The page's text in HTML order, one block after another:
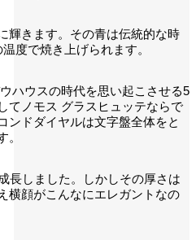
輝きます。その青は伝統的な時
度で焼き上げられます。
ハウスの時代を思い起こさせる5
てノモス グラスヒュッテならで
ンドダイヤルは文字盤全体をと
。
長しました。しかしその厚さは
横顔がこんなにエレガントなの